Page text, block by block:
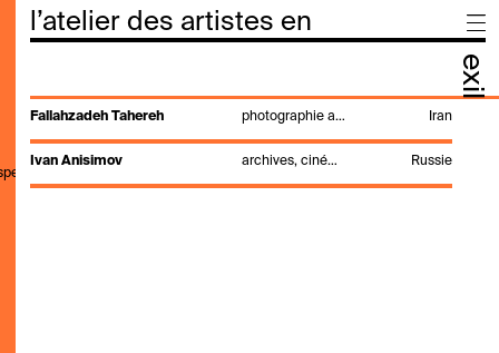
l’atelier des artistes en
exil
Fallahzadeh Tahereh photographie argentique Iran
Ivan Anisimov archives, cinéma, écriture visuelle, édition, installation vidéo, montage, photographie argentique, photographie documentaire, réalisation cinématographique, vidéo Russie